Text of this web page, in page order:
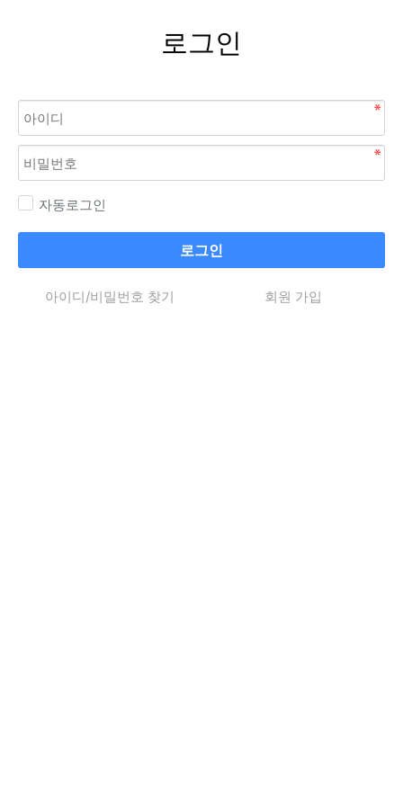
로그인
자동로그인
로그인
아이디/비밀번호 찾기 회원 가입